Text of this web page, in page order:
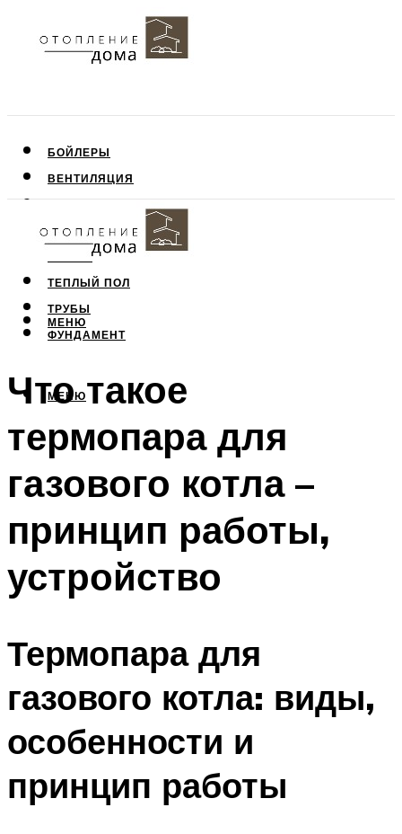
БОЙЛЕРЫ
ВЕНТИЛЯЦИЯ
ПОТОЛОК
СТЕНЫ
ТЕПЛЫЙ ПОЛ
ТРУБЫ
ФУНДАМЕНТ
МЕНЮ
МЕНЮ
Что такое
термопара для
газового котла –
принцип работы,
устройство
Термопара для
газового котла: виды,
особенности и
принцип работы